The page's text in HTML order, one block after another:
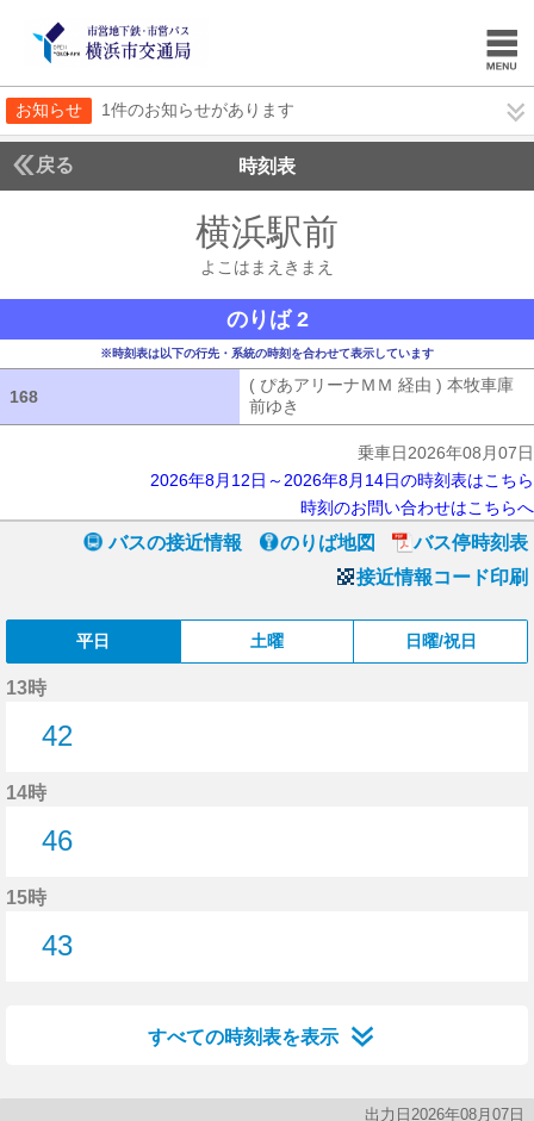
お知らせ 1件のお知らせがあります
戻る 時刻表
横浜駅前
よこはまえきまえ
のりば 2
※時刻表は以下の行先・系統の時刻を合わせて表示しています
168
( ぴあアリーナＭＭ 経由 ) 本牧車庫
前ゆき
乗車日2026年08月07日
2026年8月12日～2026年8月14日の時刻表はこちら
時刻のお問い合わせはこちらへ
バスの接近情報 のりば地図
バス停時刻表
接近情報コード印刷
平日 土曜 日曜/祝日
13時
42
14時
46
15時
43
すべての時刻表を表示
出力日2026年08月07日